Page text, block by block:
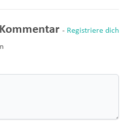
- Registriere dich